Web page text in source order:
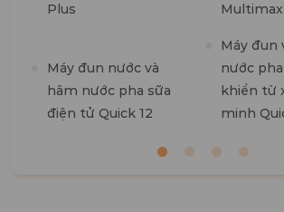
Plus
Máy đun nước và
hâm nước pha sữa
điện tử Quick 12
Máy đun
nước
khiển từ
minh